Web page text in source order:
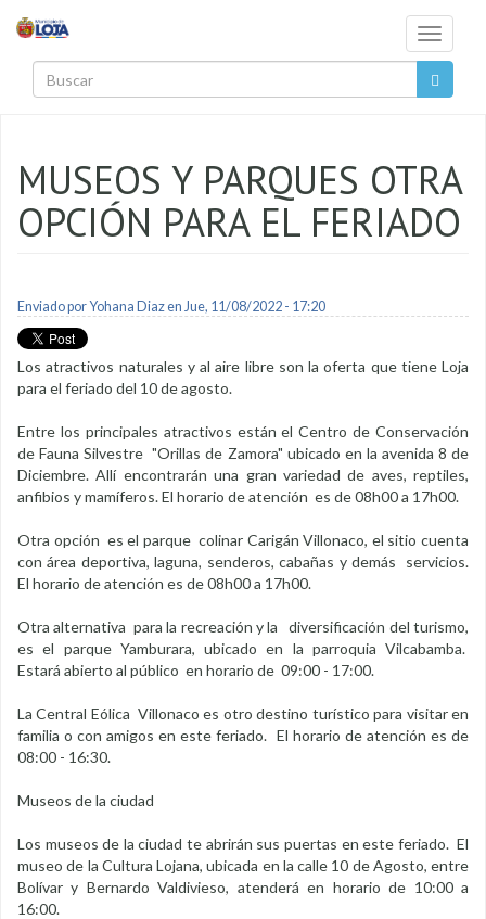
Toggle
MUSEOS Y PARQUES OTRA
OPCIÓN PARA EL FERIADO
Enviado porYohana Diazen Jue, 11/08/2022 - 17:20
Los atractivos naturales y al aire libre son la oferta que tiene Loja
para el feriado del 10 de agosto.
Entre los principales atractivos están el Centro de Conservación
de Fauna Silvestre "Orillas de Zamora" ubicado en la avenida 8 de
Diciembre. Allí encontrarán una gran variedad de aves, reptiles,
anfibios y mamíferos. El horario de atención es de 08h00 a 17h00.
Otra opción es el parque colinar Carigán Villonaco, el sitio cuenta
con área deportiva, laguna, senderos, cabañas y demás servicios.
El horario de atención es de 08h00 a 17h00.
Otra alternativa para la recreación y la diversificación del turismo,
es el parque Yamburara, ubicado en la parroquia Vilcabamba.
Estará abierto al público en horario de 09:00 - 17:00.
La Central Eólica Villonaco es otro destino turístico para visitar en
familia o con amigos en este feriado. El horario de atención es de
08:00 - 16:30.
Museos de la ciudad
Los museos de la ciudad te abrirán sus puertas en este feriado. El
museo de la Cultura Lojana, ubicada en la calle 10 de Agosto, entre
Bolívar y Bernardo Valdivieso, atenderá en horario de 10:00 a
16:00.